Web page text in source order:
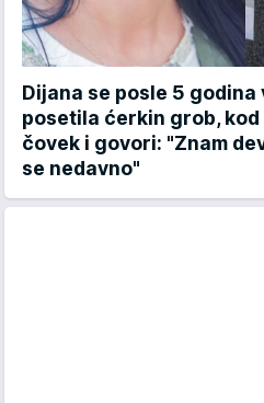
Dijana se posle 5
posetila ćerkin grob,
čovek i govori: "Znam
se nedavno"